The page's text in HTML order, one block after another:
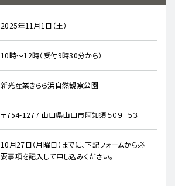
2025年11月1日（土）
10時〜12時（受付9時30分から）
新光産業きらら浜自然観察公園
〒754-1277 山口県山口市阿知須５０９−５３
10月27日（月曜日）までに、下記フォームから必
要事項を記入して申し込みください。